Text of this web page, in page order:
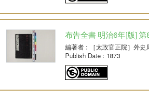
布告全書 明治6年[版] 第
編著者 : ［太政官正院］外史
Publish Date : 1873